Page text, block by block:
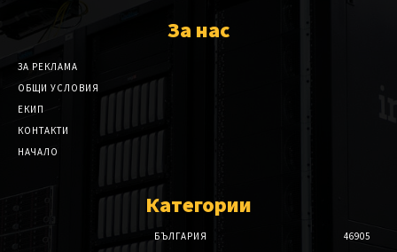
За нас
ЗА РЕКЛАМА
ОБЩИ УСЛОВИЯ
ЕКИП
КОНТАКТИ
НАЧАЛО
Категории
БЪЛГАРИЯ
46905